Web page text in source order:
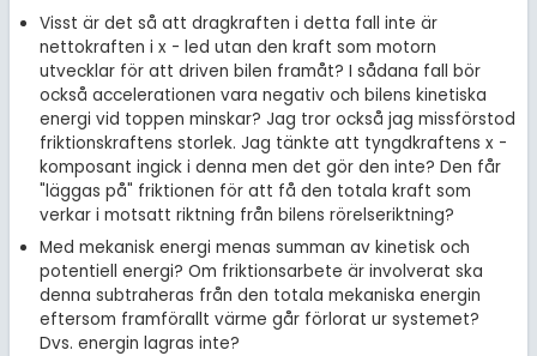
Visst är det så att dragkraften i detta fall inte är
nettokraften i x - led utan den kraft som motorn
utvecklar för att driven bilen framåt? I sådana fall bör
också accelerationen vara negativ och bilens kinetiska
energi vid toppen minskar? Jag tror också jag missförstod
friktionskraftens storlek. Jag tänkte att tyngdkraftens x -
komposant ingick i denna men det gör den inte? Den får
"läggas på" friktionen för att få den totala kraft som
verkar i motsatt riktning från bilens rörelseriktning?
Med mekanisk energi menas summan av kinetisk och
potentiell energi? Om friktionsarbete är involverat ska
denna subtraheras från den totala mekaniska energin
eftersom framförallt värme går förlorat ur systemet?
Dvs. energin lagras inte?